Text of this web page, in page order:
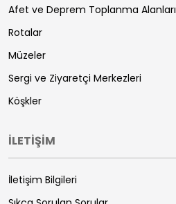
Afet ve Deprem Toplanma Alanları
Rotalar
Müzeler
Sergi ve Ziyaretçi Merkezleri
Köşkler
İLETİŞİM
İletişim Bilgileri